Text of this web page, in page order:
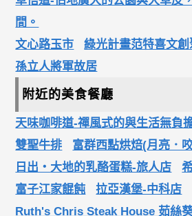
間。
文心路玉市
綠光計畫范特喜文
孫立人將軍故居
附近的美食餐廳
天味咖啡道-禪風式的與生活無負
雙聖牛排
富群西點烘焙(月亮．
日出‧大地的乳酪蛋糕-旅人店
富子江家餛飩
拉亞漢堡-中科店
Ruth's Chris Steak House 茹絲